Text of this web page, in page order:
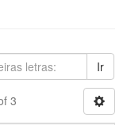
Ir
3